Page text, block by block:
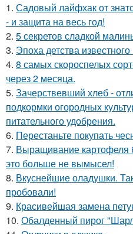
1. Садовый лайфхак от
- и защита на весь год!
2. 5 секретов сладкой
3. Эпоха детства
4. 8 самых скороспелых
через 2 месяца.
5. Зачерствевший хлеб -
подкормки огородных
питательного удобрения.
6. Перестаньте покупать
7. Выращивание картофеля
это больше не вымысел!
8. Вкуснейшие оладушки.
пробовали!
9. Красивейшая замена
10. Обалденный пирог